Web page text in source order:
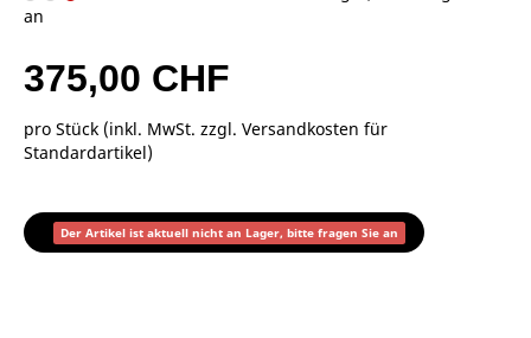
an
375,00 CHF
pro Stück (inkl. MwSt. zzgl. Versandkosten für
Standardartikel)
Der Artikel ist aktuell nicht an Lager, bitte fragen Sie an